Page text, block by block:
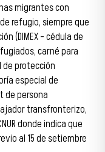
migrantes con
refugio, siempre que
(DIMEX – cédula de
carné para
protección
especial de
de persona
transfronterizo,
donde indica que
al 15 de setiembre